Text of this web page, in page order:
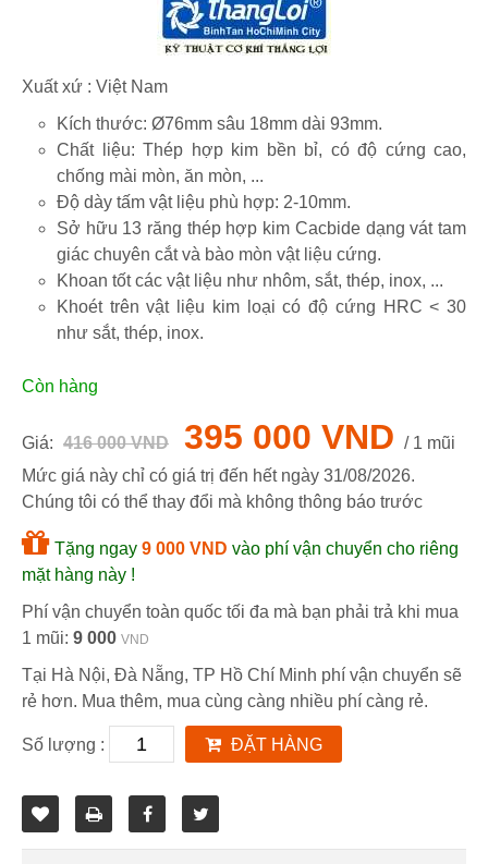
Xuất xứ : Việt Nam
Kích thước: Ø76mm sâu 18mm dài 93mm.
Chất liệu: Thép hợp kim bền bỉ, có độ cứng cao,
chống mài mòn, ăn mòn, ...
Độ dày tấm vật liệu phù hợp: 2-10mm.
Sở hữu 13 răng thép hợp kim Cacbide dạng vát tam
giác chuyên cắt và bào mòn vật liệu cứng.
Khoan tốt các vật liệu như nhôm, sắt, thép, inox, ...
Khoét trên vật liệu kim loại có độ cứng HRC < 30
như sắt, thép, inox.
Còn hàng
Giá: 416 000 VND 395 000 VND / 1 mũi
Mức giá này chỉ có giá trị đến hết ngày 31/08/2026.
Chúng tôi có thể thay đổi mà không thông báo trước
Tặng ngay 9 000 VND vào phí vận chuyển cho riêng
mặt hàng này !
Phí vận chuyển toàn quốc tối đa mà bạn phải trả khi mua
1 mũi: 9 000 VND
Tại Hà Nội, Đà Nẵng, TP Hồ Chí Minh phí vận chuyển sẽ
rẻ hơn. Mua thêm, mua cùng càng nhiều phí càng rẻ.
Số lượng : ĐẶT HÀNG